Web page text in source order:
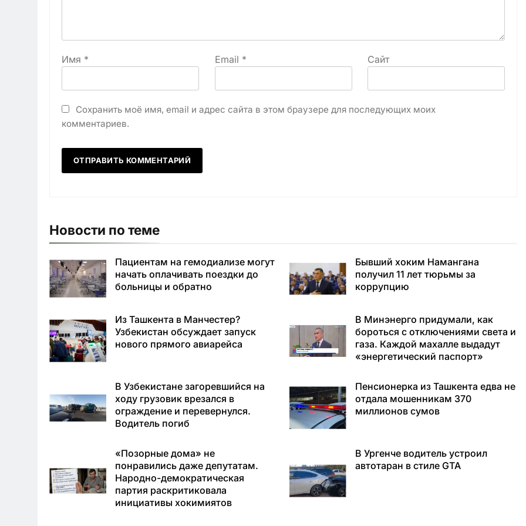
Имя * Email * Сайт
Сохранить моё имя, email и адрес сайта в этом браузере для последующих моих
комментариев.
Новости по теме
Пациентам на гемодиализе могут
начать оплачивать поездки до
больницы и обратно
Бывший хоким Намангана
получил 11 лет тюрьмы за
коррупцию
Из Ташкента в Манчестер?
Узбекистан обсуждает запуск
нового прямого авиарейса
В Минэнерго придумали, как
бороться с отключениями света и
газа. Каждой махалле выдадут
«энергетический паспорт»
В Узбекистане загоревшийся на
ходу грузовик врезался в
ограждение и перевернулся.
Водитель погиб
Пенсионерка из Ташкента едва не
отдала мошенникам 370
миллионов сумов
«Позорные дома» не
понравились даже депутатам.
Народно-демократическая
партия раскритиковала
инициативы хокимиятов
В Ургенче водитель устроил
автотаран в стиле GTA